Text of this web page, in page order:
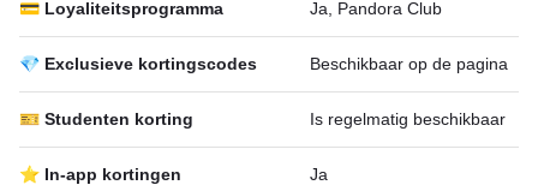
💳 Loyaliteitsprogramma Ja, Pandora Club
💎 Exclusieve kortingscodes Beschikbaar op de pagina
🎫 Studenten korting Is regelmatig beschikbaar
⭐ In-app kortingen Ja